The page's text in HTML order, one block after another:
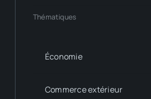
Thématiques
Économie
Commerce extérieur